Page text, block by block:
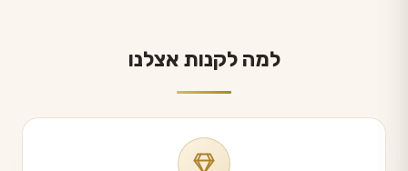
למה לקנות אצלנו